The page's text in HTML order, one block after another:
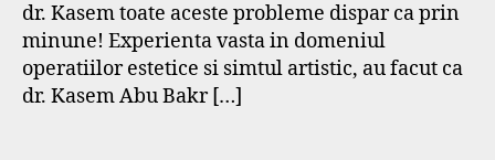
dr. Kasem toate aceste probleme dispar ca prin
minune! Experienta vasta in domeniul
operatiilor estetice si simtul artistic, au facut ca
dr. Kasem Abu Bakr […]